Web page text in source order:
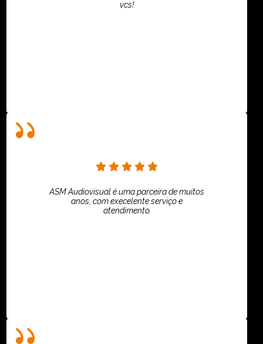
vcs!
ASM Audiovisual é uma parceira de muitos
anos, com execelente serviço e
atendimento.